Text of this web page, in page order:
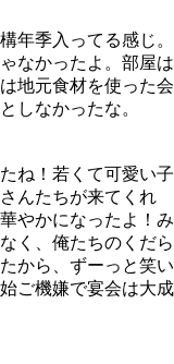
年季入ってる感じ。
なかったよ。部屋は
地元食材を使った会
しなかったな。
ね！若くて可愛い子
んたちが来てくれ
やかになったよ！み
く、俺たちのくだら
から、ずーっと笑い
ご機嫌で宴会は大成